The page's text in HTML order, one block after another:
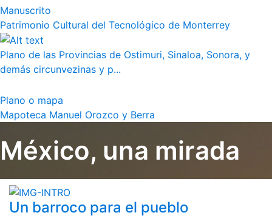
Manuscrito
Patrimonio Cultural del Tecnológico de Monterrey
Plano de las Provincias de Ostimuri, Sinaloa, Sonora, y
demás circunvezinas y p...
Plano o mapa
Mapoteca Manuel Orozco y Berra
México, una mirada
Un barroco para el pueblo